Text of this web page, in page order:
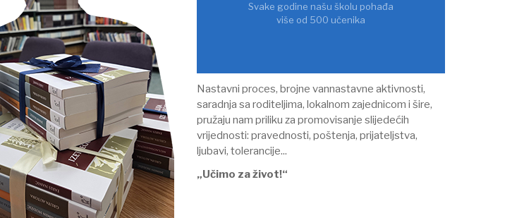
Svake godine našu školu pohađa
više od 500 učenika
Nastavni proces, brojne vannastavne aktivnosti,
saradnja sa roditeljima, lokalnom zajednicom i šire,
pružaju nam priliku za promovisanje slijedećih
vrijednosti: pravednosti, poštenja, prijateljstva,
ljubavi, tolerancije...
„Učimo za život!“